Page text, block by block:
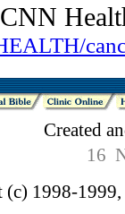
Created
16
(c) 1998-1999,